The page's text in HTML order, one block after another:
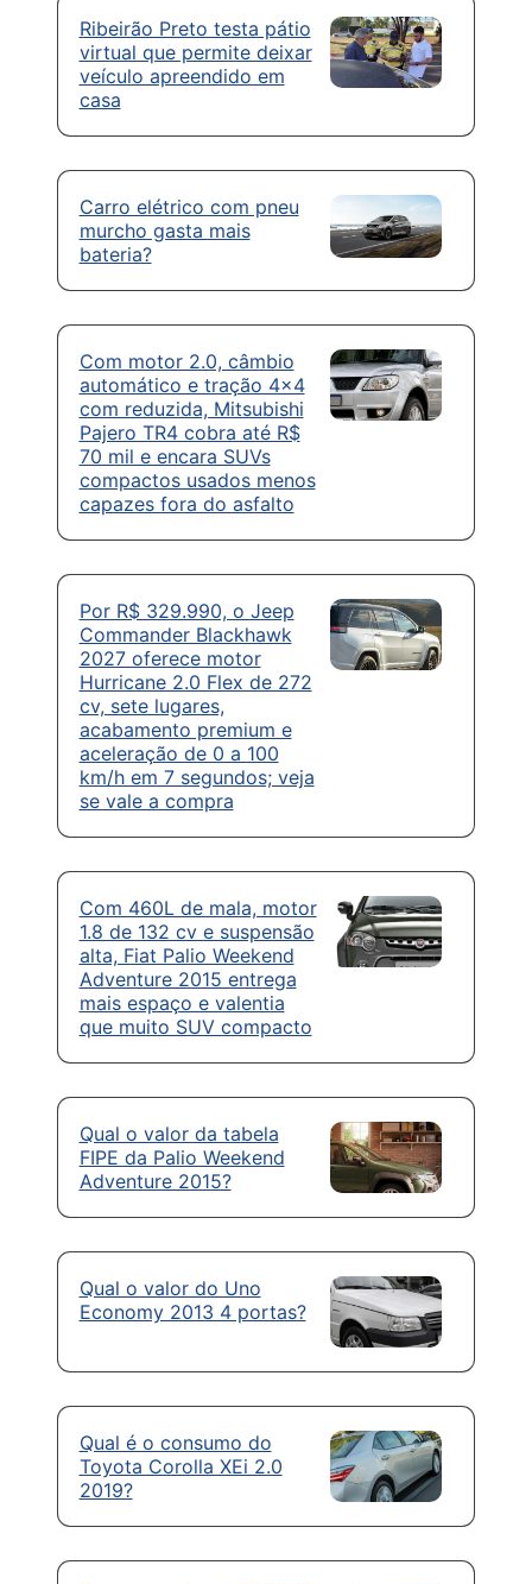
Ribeirão Preto testa pátio
virtual que permite deixar
veículo apreendido em
casa
Carro elétrico com pneu
murcho gasta mais
bateria?
Com motor 2.0, câmbio
automático e tração 4×4
com reduzida, Mitsubishi
Pajero TR4 cobra até R$
70 mil e encara SUVs
compactos usados menos
capazes fora do asfalto
Por R$ 329.990, o Jeep
Commander Blackhawk
2027 oferece motor
Hurricane 2.0 Flex de 272
cv, sete lugares,
acabamento premium e
aceleração de 0 a 100
km/h em 7 segundos; veja
se vale a compra
Com 460L de mala, motor
1.8 de 132 cv e suspensão
alta, Fiat Palio Weekend
Adventure 2015 entrega
mais espaço e valentia
que muito SUV compacto
Qual o valor da tabela
FIPE da Palio Weekend
Adventure 2015?
Qual o valor do Uno
Economy 2013 4 portas?
Qual é o consumo do
Toyota Corolla XEi 2.0
2019?